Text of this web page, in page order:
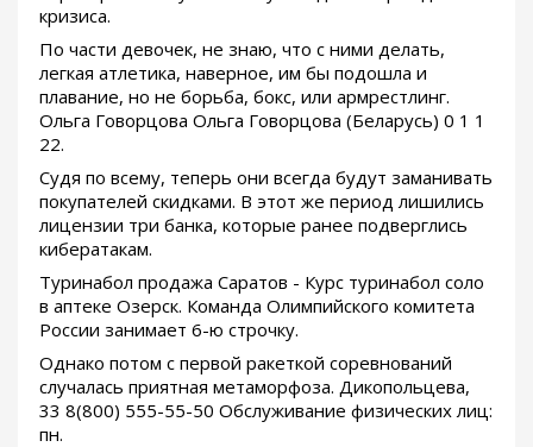
кризиса.
По части девочек, не знаю, что с ними делать,
легкая атлетика, наверное, им бы подошла и
плавание, но не борьба, бокс, или армрестлинг.
Ольга Говорцова Ольга Говорцова (Беларусь) 0 1 1
22.
Судя по всему, теперь они всегда будут заманивать
покупателей скидками. В этот же период лишились
лицензии три банка, которые ранее подверглись
кибератакам.
Туринабол продажа Саратов - Курс туринабол соло
в аптеке Озерск. Команда Олимпийского комитета
России занимает 6-ю строчку.
Однако потом с первой ракеткой соревнований
случалась приятная метаморфоза. Дикопольцева,
33 8(800) 555-55-50 Обслуживание физических лиц:
пн.